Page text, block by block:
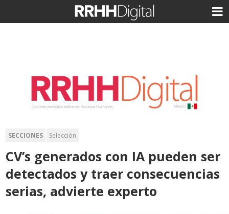
SECCIONES Selección
CV’s generados con IA pueden ser
detectados y traer consecuencias
serias, advierte experto